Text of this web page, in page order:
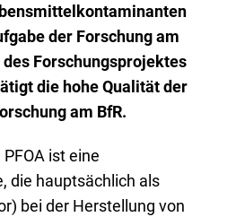
der Forschung am
des Forschungsprojektes
die hohe Qualität der
am BfR.
ist eine
die hauptsächlich als
bei der Herstellung von